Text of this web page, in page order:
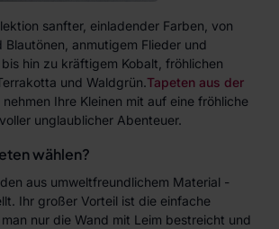
sanfter, einladender Farben, von
Blautönen, anmutigem Flieder und
hin zu kräftigem Kobalt, fröhlichen
und Waldgrün.Tapeten aus der
nehmen Ihre Kleinen mit auf eine fröhliche
unglaublicher Abenteuer.
wählen?
aus umweltfreundlichem Material -
Ihr großer Vorteil ist die einfache
nur die Wand mit Leim bestreicht und